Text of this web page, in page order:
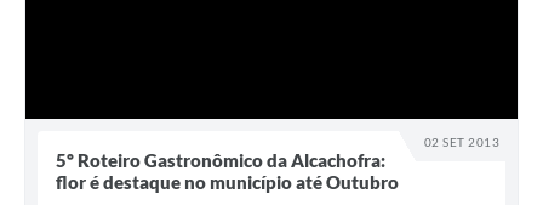
02 SET 2013
5º Roteiro Gastronômico da Alcachofra:
flor é destaque no município até Outubro